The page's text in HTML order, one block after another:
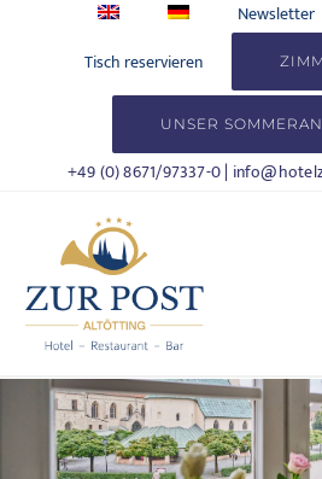
Newsletter
Tisch reservieren
UNSER
+49 (0) 8671/97337-0|
HOTEL
WOHNEN